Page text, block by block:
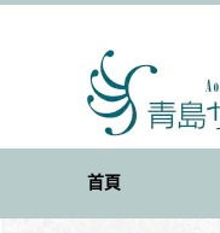
首頁